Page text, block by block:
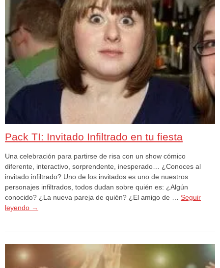
Pack TI: Invitado Infiltrado en tu fiesta
Una celebración para partirse de risa con un show cómico
diferente, interactivo, sorprendente, inesperado… ¿Conoces al
invitado infiltrado? Uno de los invitados es uno de nuestros
personajes infiltrados, todos dudan sobre quién es: ¿Algún
conocido? ¿La nueva pareja de quién? ¿El amigo de … Seguir
leyendo →